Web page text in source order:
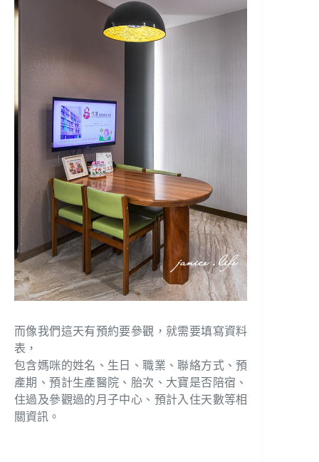
而像我們這天有預約要參觀，就需要填寫資料
表，
包含媽咪的姓名、生日、職業、聯絡方式、預
產期、預計生產醫院、胎次、大寶是否陪宿、
住過及參觀過的月子中心、預計入住天數等相
關資訊。